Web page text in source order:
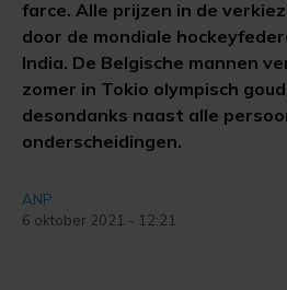
farce. Alle prijzen in de
door de mondiale
India. De Belgische mannen
zomer in Tokio olympisch
desondanks naast alle
onderscheidingen.
ANP
6 oktober 2021 - 12:21